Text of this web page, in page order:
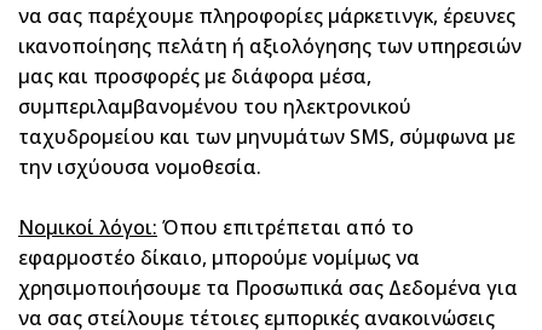
να σας παρέχουμε πληροφορίες μάρκετινγκ, έρευνες
ικανοποίησης πελάτη ή αξιολόγησης των υπηρεσιών
μας και προσφορές με διάφορα μέσα,
συμπεριλαμβανομένου του ηλεκτρονικού
ταχυδρομείου και των μηνυμάτων SMS, σύμφωνα με
την ισχύουσα νομοθεσία.
Νομικοί λόγοι: Όπου επιτρέπεται από το
εφαρμοστέο δίκαιο, μπορούμε νομίμως να
χρησιμοποιήσουμε τα Προσωπικά σας Δεδομένα για
να σας στείλουμε τέτοιες εμπορικές ανακοινώσεις